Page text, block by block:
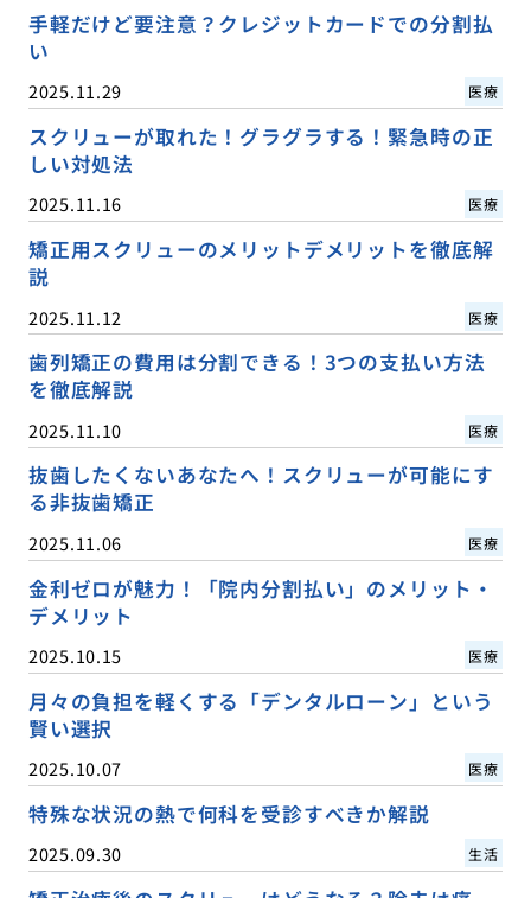
手軽だけど要注意？クレジットカードでの分割払
い
2025.11.29 医療
スクリューが取れた！グラグラする！緊急時の正
しい対処法
2025.11.16 医療
矯正用スクリューのメリットデメリットを徹底解
説
2025.11.12 医療
歯列矯正の費用は分割できる！3つの支払い方法
を徹底解説
2025.11.10 医療
抜歯したくないあなたへ！スクリューが可能にす
る非抜歯矯正
2025.11.06 医療
金利ゼロが魅力！「院内分割払い」のメリット・
デメリット
2025.10.15 医療
月々の負担を軽くする「デンタルローン」という
賢い選択
2025.10.07 医療
特殊な状況の熱で何科を受診すべきか解説
2025.09.30 生活